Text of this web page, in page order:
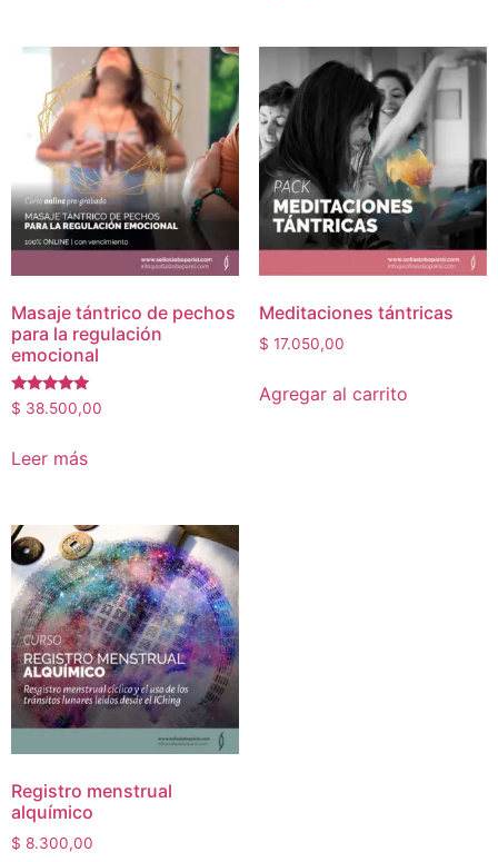
Masaje tántrico de pechos
para la regulación
emocional
Valorado en
5.00
$ 38.500,00
Leer más
Meditaciones tántricas
$ 17.050,00
Agregar al carrito
Registro menstrual
alquímico
$ 8.300,00